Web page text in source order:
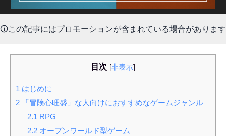
🛈この記事にはプロモーションが含まれている場合があります
目次 [非表示]
1 はじめに
2 「冒険心旺盛」な人向けにおすすめなゲームジャンル
2.1 RPG
2.2オープンワールド型ゲーム